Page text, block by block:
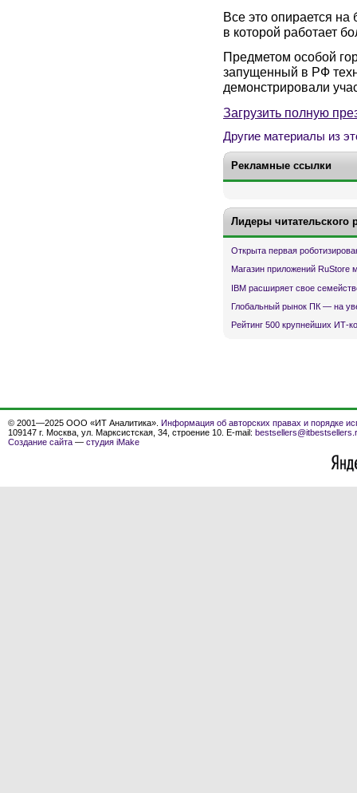
Все это опирается
в которой работает
Предметом особой
запущенный в РФ
демонстрировали
Загрузить полную
Другие материалы из
Рекламные ссылки
Лидеры читательского
Открыта первая
Магазин приложений RuStore
IBM расширяет свое
Глобальный рынок ПК — на
Рейтинг 500 крупнейших ИТ-
© 2001—2025 ООО «ИТ Аналитика». Информация об авторских правах и порядке
109147 г. Москва, ул. Марксистская, 34, строение 10. E-mail:
Создание сайта — студия iMake